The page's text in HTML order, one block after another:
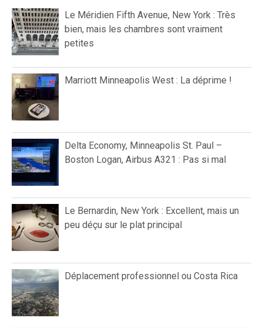
Le Méridien Fifth Avenue, New York : Très
bien, mais les chambres sont vraiment
petites
Marriott Minneapolis West : La déprime !
Delta Economy, Minneapolis St. Paul –
Boston Logan, Airbus A321 : Pas si mal
Le Bernardin, New York : Excellent, mais un
peu déçu sur le plat principal
Déplacement professionnel ou Costa Rica